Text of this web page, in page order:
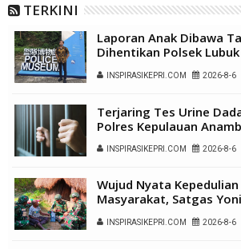
TERKINI
Laporan Anak Dibawa
Dihentikan Polsek
Sengketa Hak Asuh
INSPIRASIKEPRI.COM 2026-8-6
Terjaring Tes Urine
Polres Kepulauan
INSPIRASIKEPRI.COM 2026-8-6
Wujud Nyata
Masyarakat, Satgas
Gelar Pengobatan
Kalome
INSPIRASIKEPRI.COM 2026-8-6